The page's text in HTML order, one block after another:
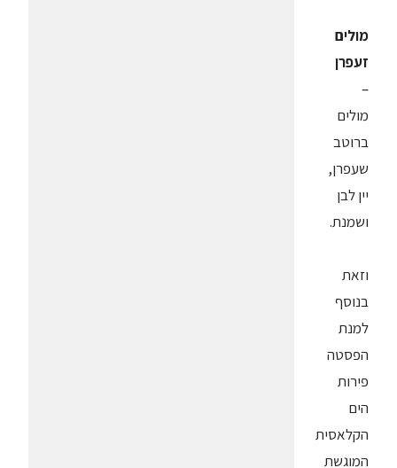
מולים
זעפרן
–
מולים
ברוטב
שעפרן,
יין לבן
ושמנת.
וזאת
בנוסף
למנת
הפסטה
פירות
הים
הקלאסית
המוגשת